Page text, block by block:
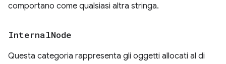
comportano come qualsiasi altra stringa.
InternalNode
Questa categoria rappresenta gli oggetti allocati al di